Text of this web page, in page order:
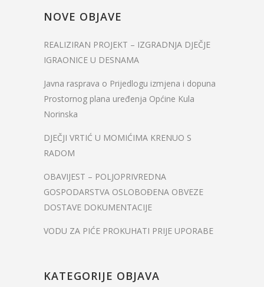
NOVE OBJAVE
REALIZIRAN PROJEKT – IZGRADNJA DJEČJE
IGRAONICE U DESNAMA
Javna rasprava o Prijedlogu izmjena i dopuna
Prostornog plana uređenja Općine Kula
Norinska
DJEČJI VRTIĆ U MOMIĆIMA KRENUO S
RADOM
OBAVIJEST – POLJOPRIVREDNA
GOSPODARSTVA OSLOBOĐENA OBVEZE
DOSTAVE DOKUMENTACIJE
VODU ZA PIĆE PROKUHATI PRIJE UPORABE
KATEGORIJE OBJAVA